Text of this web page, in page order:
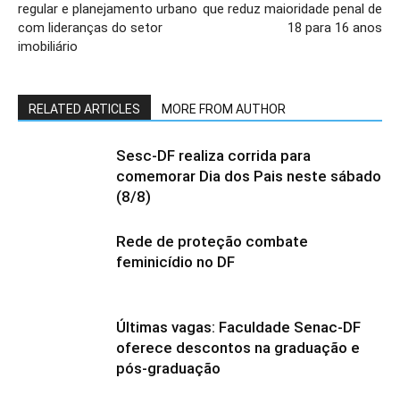
regular e planejamento urbano
com lideranças do setor
imobiliário
que reduz maioridade penal de
18 para 16 anos
RELATED ARTICLES MORE FROM AUTHOR
Sesc-DF realiza corrida para
comemorar Dia dos Pais neste sábado
(8/8)
Rede de proteção combate
feminicídio no DF
Últimas vagas: Faculdade Senac-DF
oferece descontos na graduação e
pós-graduação